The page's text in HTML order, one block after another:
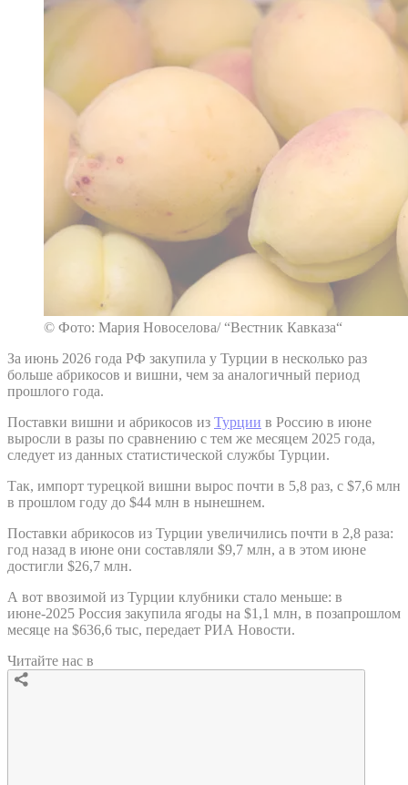
© Фото: Мария Новоселова/ “Вестник Кавказа“
За июнь 2026 года РФ закупила у Турции в несколько раз
больше абрикосов и вишни, чем за аналогичный период
прошлого года.
Поставки вишни и абрикосов из Турции в Россию в июне
выросли в разы по сравнению с тем же месяцем 2025 года,
следует из данных статистической службы Турции.
Так, импорт турецкой вишни вырос почти в 5,8 раз, с $7,6 млн
в прошлом году до $44 млн в нынешнем.
Поставки абрикосов из Турции увеличились почти в 2,8 раза:
год назад в июне они составляли $9,7 млн, а в этом июне
достигли $26,7 млн.
А вот ввозимой из Турции клубники стало меньше: в
июне-2025 Россия закупила ягоды на $1,1 млн, в позапрошлом
месяце на $636,6 тыс, передает РИА Новости.
Читайте нас в